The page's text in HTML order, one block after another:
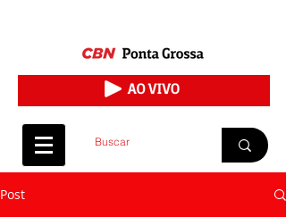
Post